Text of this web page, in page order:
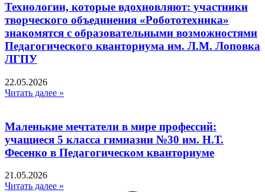
Технологии, которые вдохновляют: участники
творческого объединения «Робототехника»
знакомятся с образовательными возможностями
Педагогического кванториума им. Л.М. Лоповка
ЛГПУ
22.05.2026
Читать далее »
Маленькие мечтатели в мире профессий:
учащиеся 5 класса гимназии №30 им. Н.Т.
Фесенко в Педагогическом кванториуме
21.05.2026
Читать далее »